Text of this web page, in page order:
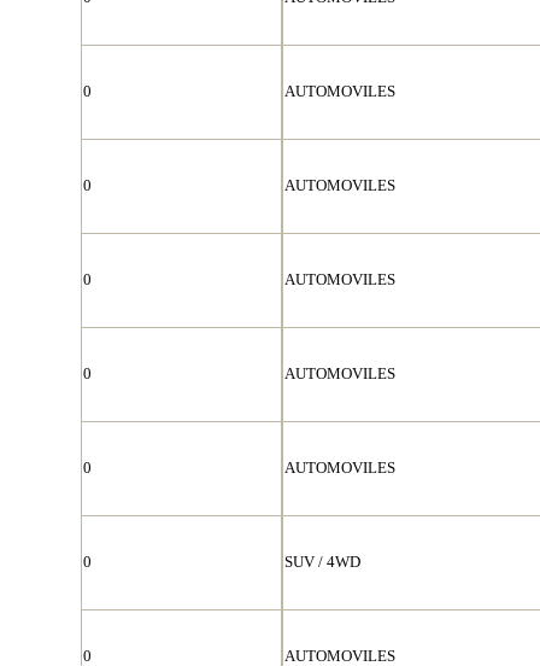
0 AUTOMOVILES
0 AUTOMOVILES
0 AUTOMOVILES
0 AUTOMOVILES
0 AUTOMOVILES
0 SUV / 4WD
0 AUTOMOVILES